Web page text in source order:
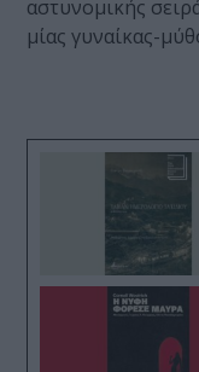
αστυνομικής
μίας γυναίκας-